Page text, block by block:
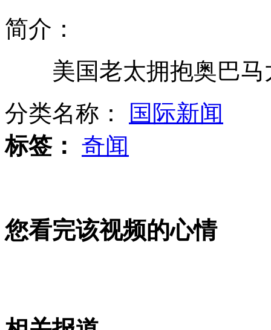
约旦电视辩论现场 议员扔鞋掏枪
马布里携自传新书助阵国安
追踪大陆游客台遭翻车:大巴面目全非
山西运城恶犬咬伤多人 警民合力深夜将其击毙
简介：
美国老太拥抱奥巴马
分类名称：
国际新闻
标签： 奇闻
您看完该视频的心情